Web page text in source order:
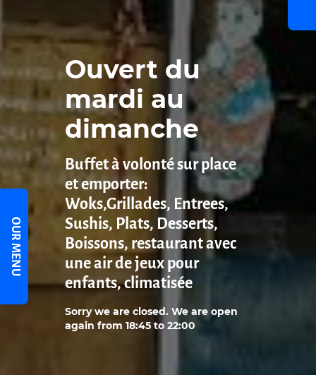
Ouvert du
mardi au
dimanche
Buffet à volonté sur place
et emporter:
Woks,Grillades, Entrees,
Sushis, Plats, Desserts,
Boissons, restaurant avec
une air de jeux pour
enfants, climatisée
Sorry we are closed. We are open
again from 18:45 to 22:00
OUR MENU